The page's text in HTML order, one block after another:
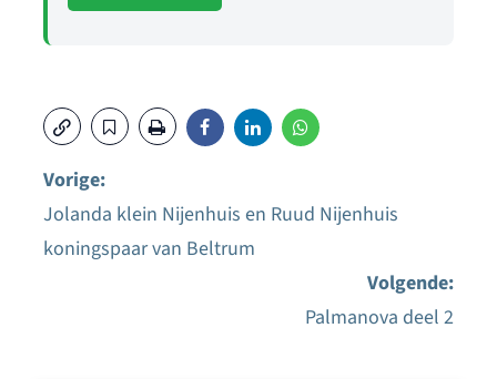
Bericht
Vorige:
Jolanda klein Nijenhuis en Ruud Nijenhuis
koningspaar van Beltrum
Volgende:
Palmanova deel 2